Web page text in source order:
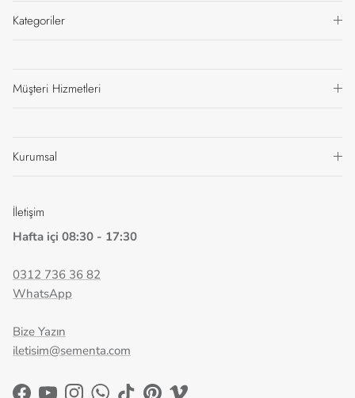
Kategoriler
Müşteri Hizmetleri
Kurumsal
İletişim
Hafta içi 08:30 - 17:30
0312 736 36 82
WhatsApp
Bize Yazın
iletisim@sementa.com